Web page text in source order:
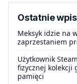
Ostatnie
Meksyk idzie na
zaprzestaniem
Użytkownik
fizycznej kolekcji
pamięci